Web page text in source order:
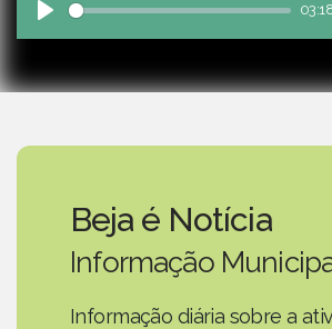
Play
Beja é Notícia
Informação
Informação diária sobre a